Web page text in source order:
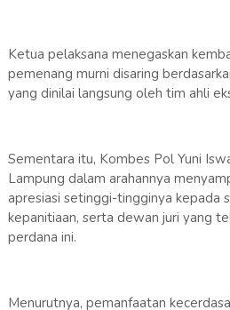
Ketua pelaksana menegaskan
pemenang murni disaring
yang dinilai langsung oleh tim ahli
Sementara itu, Kombes Pol Yuni
Lampung dalam arahannya
apresiasi setinggi-tingginya kepada
kepanitiaan, serta dewan juri yang
perdana ini.
Menurutnya, pemanfaatan